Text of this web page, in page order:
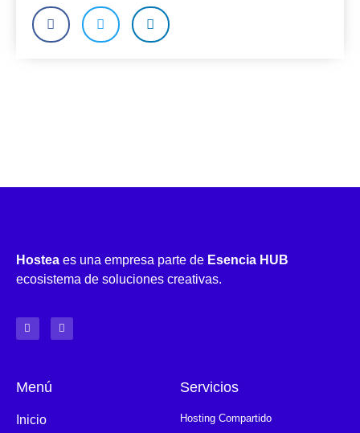
Hostea es una empresa parte de Esencia HUB
ecosistema de soluciones creativas.
Menú
Inicio
Servicios
Hosting Compartido